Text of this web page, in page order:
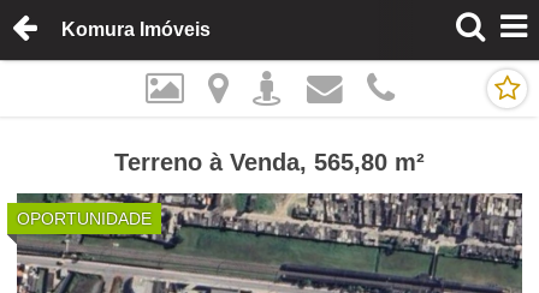
Komura Imóveis
Terreno à Venda, 565,80 m²
OPORTUNIDADE